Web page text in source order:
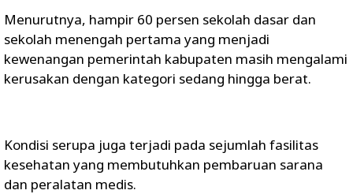
Menurutnya, hampir 60 persen sekolah dasar dan
sekolah menengah pertama yang menjadi
kewenangan pemerintah kabupaten masih mengalami
kerusakan dengan kategori sedang hingga berat.
Kondisi serupa juga terjadi pada sejumlah fasilitas
kesehatan yang membutuhkan pembaruan sarana
dan peralatan medis.